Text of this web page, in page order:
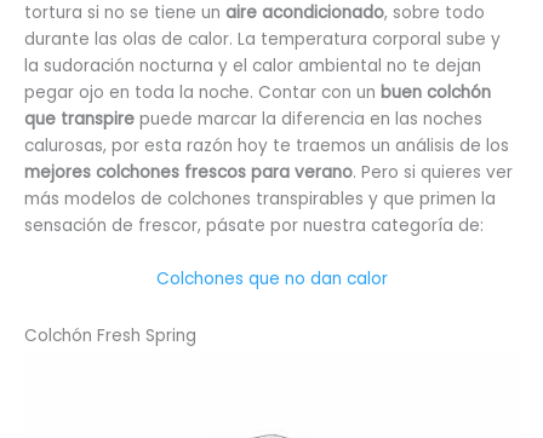
tortura si no se tiene un aire acondicionado, sobre todo
durante las olas de calor. La temperatura corporal sube y
la sudoración nocturna y el calor ambiental no te dejan
pegar ojo en toda la noche. Contar con un buen colchón
que transpire puede marcar la diferencia en las noches
calurosas, por esta razón hoy te traemos un análisis de los
mejores colchones frescos para verano. Pero si quieres ver
más modelos de colchones transpirables y que primen la
sensación de frescor, pásate por nuestra categoría de:
Colchones que no dan calor
Colchón Fresh Spring